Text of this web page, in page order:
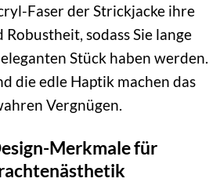
Faser der Strickjacke ihre
sodass Sie lange
Stück haben werden.
die edle Haptik machen das
Vergnügen.
Merkmale für